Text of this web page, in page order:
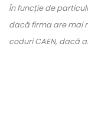
În funcție de
dacă firma are mai
coduri CAEN, dacă